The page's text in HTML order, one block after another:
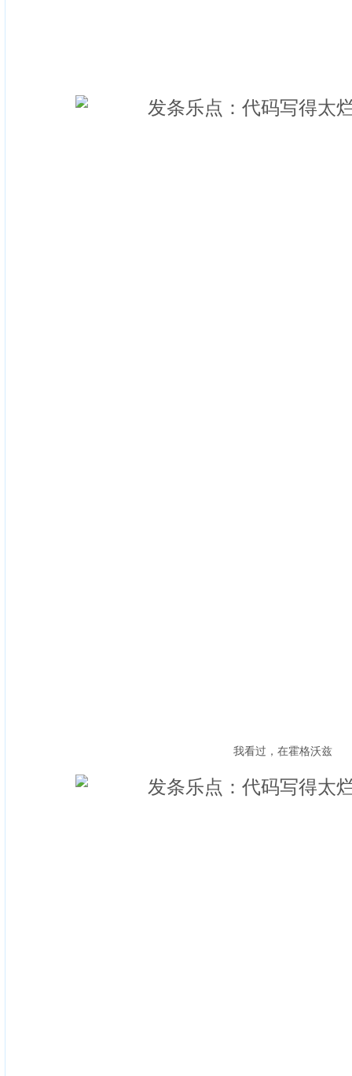
我看过，在霍格沃兹